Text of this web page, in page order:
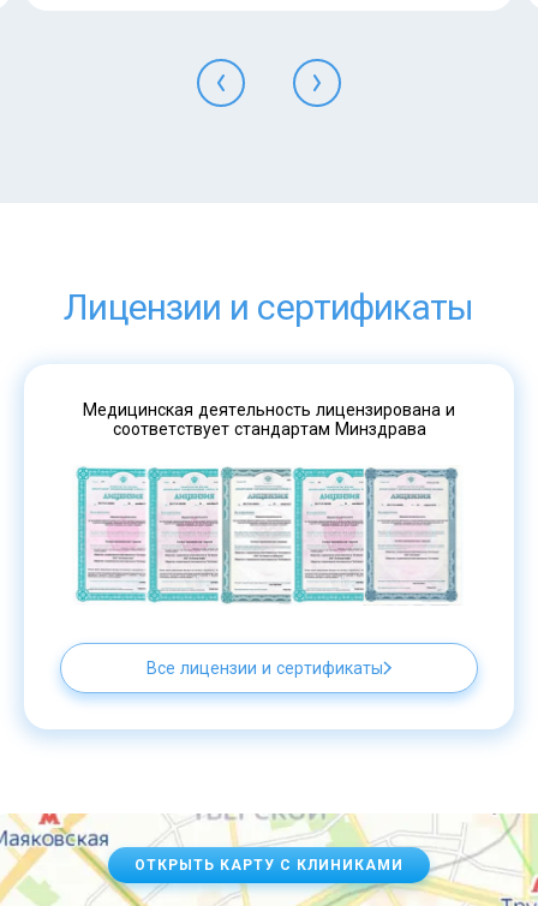
Лицензии и сертификаты
Медицинская деятельность лицензирована и
соответствует стандартам Минздрава
Все лицензии и сертификаты
ОТКРЫТЬ КАРТУ С КЛИНИКАМИ